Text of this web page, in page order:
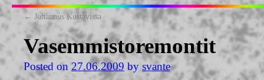
← Juhannus Kustavissa
Vasemmistoremontit
Posted on 27.06.2009 by svante